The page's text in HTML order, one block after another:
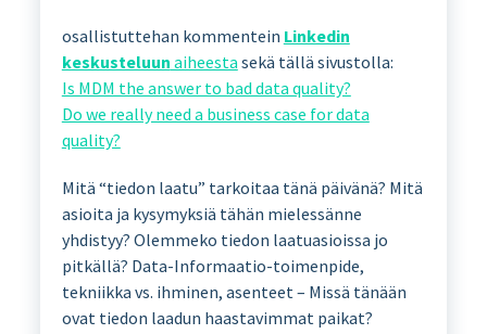
osallistuttehan kommentein Linkedin
keskusteluun aiheesta sekä tällä sivustolla:
Is MDM the answer to bad data quality?
Do we really need a business case for data
quality?
Mitä “tiedon laatu” tarkoitaa tänä päivänä? Mitä
asioita ja kysymyksiä tähän mielessänne
yhdistyy? Olemmeko tiedon laatuasioissa jo
pitkällä? Data-Informaatio-toimenpide,
tekniikka vs. ihminen, asenteet – Missä tänään
ovat tiedon laadun haastavimmat paikat?